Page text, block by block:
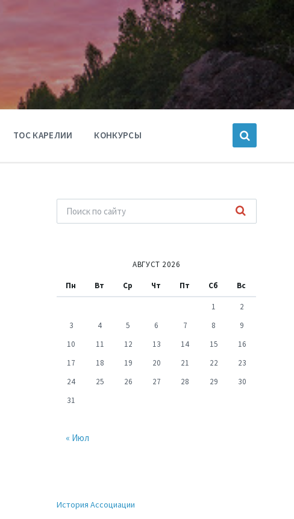
ТОС КАРЕЛИИ КОНКУРСЫ
АВГУСТ 2026
Пн Вт Ср Чт Пт Сб Вс
1
2
3
4 5 6 7 8
9
10
11 12 13 14 15
16
17
18 19 20 21 22
23
24
25 26 27 28 29
30
31
« Июл
История Ассоциации